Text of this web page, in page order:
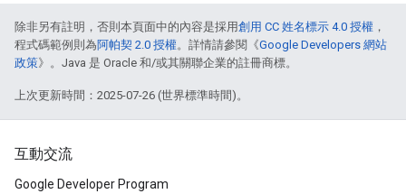
除非另有註明，否則本頁面中的內容是採用創用 CC 姓名標示 4.0 授權 ，
程式碼範例則為阿帕契 2.0 授權。詳情請參閱《Google Developers 網站
政策》。Java 是 Oracle 和/或其關聯企業的註冊商標。
上次更新時間：2025-07-26 (世界標準時間)。
互動交流
Google Developer Program